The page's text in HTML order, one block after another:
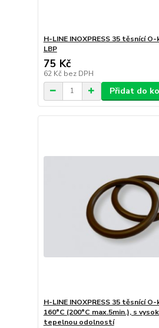
H-LINE INOXPRESS 35 těsnící
LBP
75 Kč
62 Kč bez DPH
Přidat do
H-LINE INOXPRESS 35 těsnící
160°C (200°C max.5min.), s
tepelnou odolností